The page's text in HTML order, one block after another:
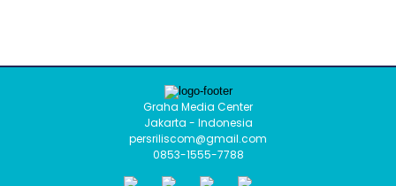
Graha Media Center
Jakarta - Indonesia
persriliscom@gmail.com
0853-1555-7788